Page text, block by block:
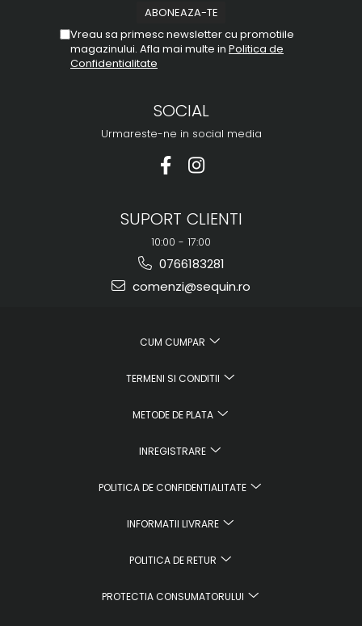
Vreau sa primesc newsletter cu promotiile
magazinului. Afla mai multe in Politica de
Confidentialitate
SOCIAL
Urmareste-ne in social media
SUPORT CLIENTI
10:00 - 17:00
0766183281
comenzi@sequin.ro
CUM CUMPAR
TERMENI SI CONDITII
METODE DE PLATA
INREGISTRARE
POLITICA DE CONFIDENTIALITATE
INFORMATII LIVRARE
POLITICA DE RETUR
PROTECTIA CONSUMATORULUI